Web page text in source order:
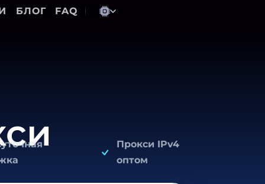
БЛОГ FAQ
Прокси IPv4
оптом